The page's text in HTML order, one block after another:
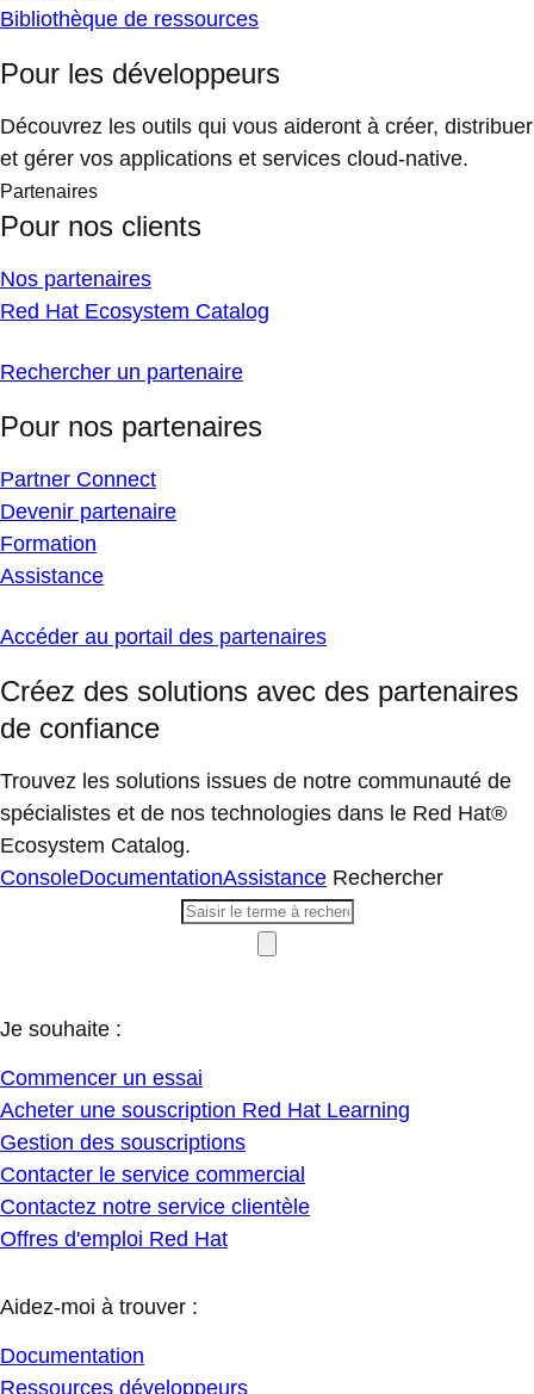
Bibliothèque de ressources
Pour les développeurs
Découvrez les outils qui vous aideront à créer, distribuer
et gérer vos applications et services cloud-native.
Partenaires
Pour nos clients
Nos partenaires
Red Hat Ecosystem Catalog
Rechercher un partenaire
Pour nos partenaires
Partner Connect
Devenir partenaire
Formation
Assistance
Accéder au portail des partenaires
Créez des solutions avec des partenaires
de confiance
Trouvez les solutions issues de notre communauté de
spécialistes et de nos technologies dans le Red Hat®
Ecosystem Catalog.
ConsoleDocumentationAssistance Rechercher
Je souhaite :
Commencer un essai
Acheter une souscription Red Hat Learning
Gestion des souscriptions
Contacter le service commercial
Contactez notre service clientèle
Offres d'emploi Red Hat
Aidez-moi à trouver :
Documentation
Ressources développeurs